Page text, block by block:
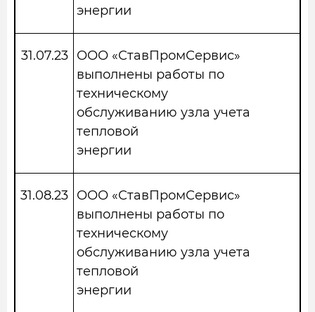
энергии
31.07.23
ООО «СтавПромСервис»
выполнены работы по
техническому
обслуживанию узла учета
тепловой
энергии
31.08.23 ООО «СтавПромСервис»
выполнены работы по
техническому
обслуживанию узла учета
тепловой
энергии